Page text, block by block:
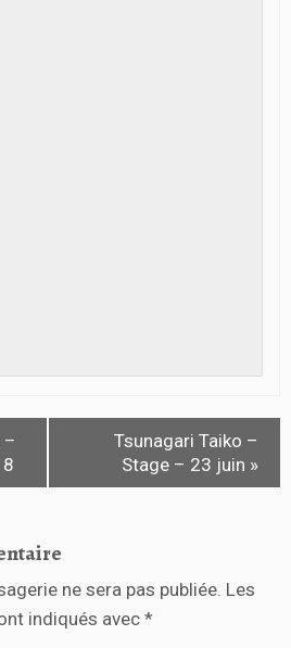
–
Tsunagari Taiko –
Stage – 23 juin »
ne sera pas publiée. Les
indiqués avec *